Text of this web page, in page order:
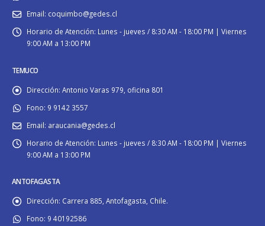
Email: coquimbo@gedes.cl
Horario de Atención: Lunes - jueves / 8:30 AM - 18:00 PM | Viernes
9:00 AM a 13:00 PM
TEMUCO
Dirección: Antonio Varas 979, oficina 801
Fono: 9 9142 3557
Email: araucania@gedes.cl
Horario de Atención: Lunes - jueves / 8:30 AM - 18:00 PM | Viernes
9:00 AM a 13:00 PM
ANTOFAGASTA
Dirección: Carrera 885, Antofagasta, Chile.
Fono: 9 40192586